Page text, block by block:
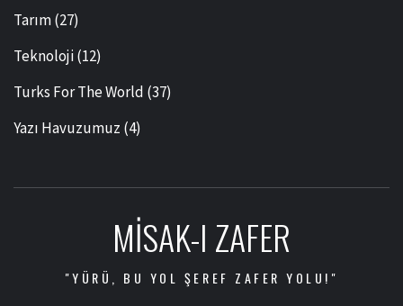
Tarım(27)
Teknoloji(12)
Turks For The World (37)
Yazı Havuzumuz (4)
MISAK-I ZAFER
"YÜRÜ, BU YOL ŞEREF ZAFER YOLU!"